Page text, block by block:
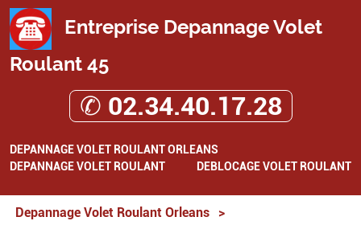
Entreprise Depannage Volet
Roulant 45
✆ 02.34.40.17.28
DEPANNAGE VOLET ROULANT ORLEANS
DEPANNAGE VOLET ROULANT
DEBLOCAGE VOLET ROULANT
Depannage Volet Roulant Orleans
>